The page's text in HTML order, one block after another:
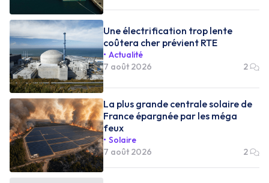
Une électrification trop lente
coûtera cher prévient RTE
Actualité
7 août 2026
2
La plus grande centrale solaire de
France épargnée par les méga
feux
Solaire
7 août 2026
2